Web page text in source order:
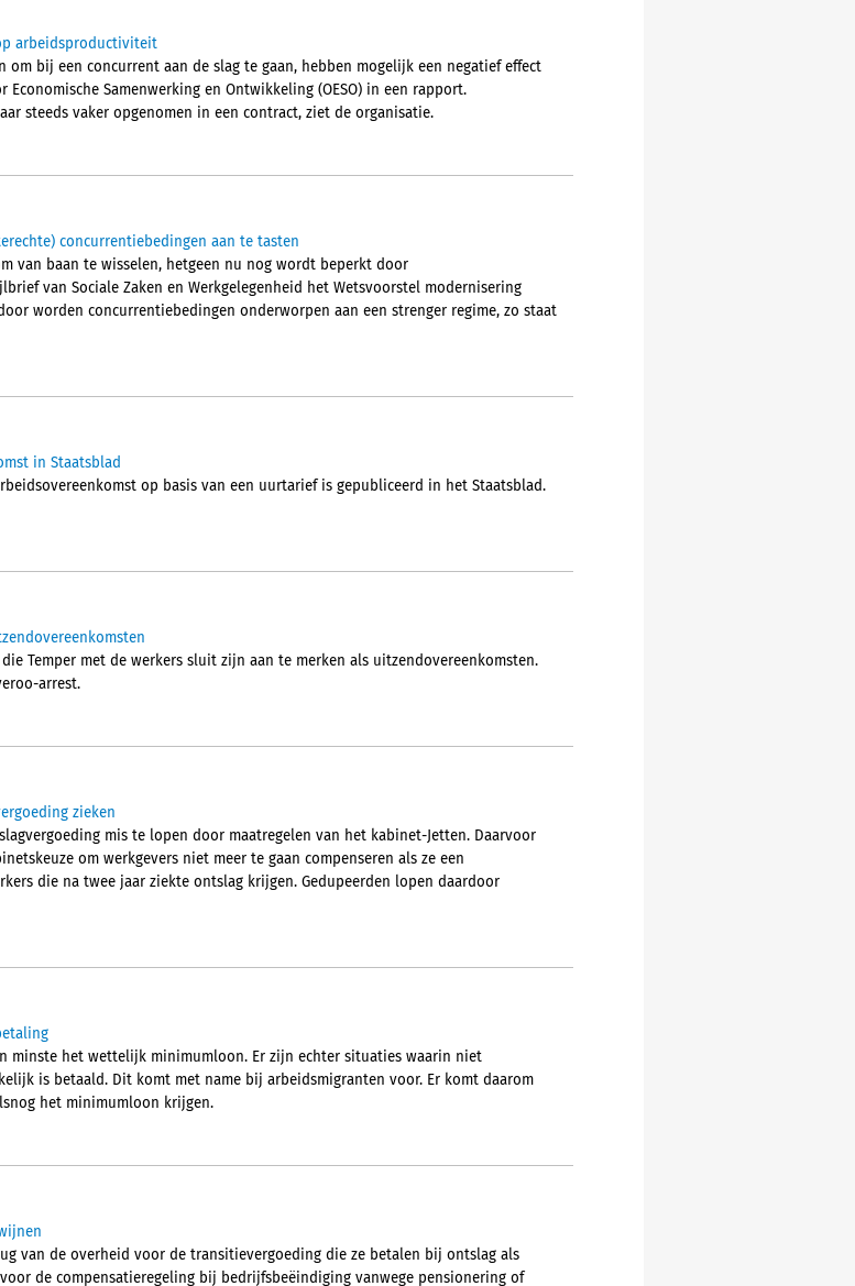
arbeidsproductiviteit
om bij een concurrent aan de slag te gaan, hebben mogelijk een negatief effect
Samenwerking en Ontwikkeling (OESO) in een rapport.
steeds vaker opgenomen in een contract, ziet de organisatie.
concurrentiebedingen aan te tasten
van baan te wisselen, hetgeen nu nog wordt beperkt door
van Sociale Zaken en Werkgelegenheid het Wetsvoorstel modernisering
worden concurrentiebedingen onderworpen aan een strenger regime, zo staat
in Staatsblad
op basis van een uurtarief is gepubliceerd in het Staatsblad.
Temper met de werkers sluit zijn aan te merken als uitzendovereenkomsten.
arrest.
zieken
mis te lopen door maatregelen van het kabinet-Jetten. Daarvoor
om werkgevers niet meer te gaan compenseren als ze een
die na twee jaar ziekte ontslag krijgen. Gedupeerden lopen daardoor
minste het wettelijk minimumloon. Er zijn echter situaties waarin niet
is betaald. Dit komt met name bij arbeidsmigranten voor. Er komt daarom
het minimumloon krijgen.
van de overheid voor de transitievergoeding die ze betalen bij ontslag als
de compensatieregeling bij bedrijfsbeëindiging vanwege pensionering of